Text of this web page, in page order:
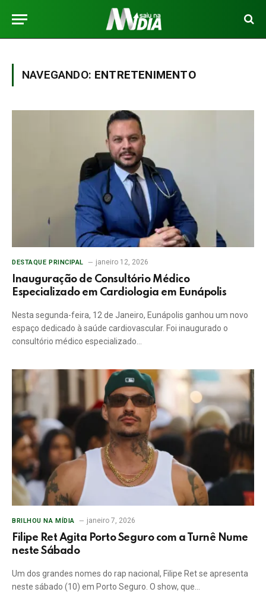
NAVEGANDO: ENTRETENIMENTO
DESTAQUE PRINCIPAL janeiro 12, 2026
Inauguração de Consultório Médico
Especializado em Cardiologia em Eunápolis
Nesta segunda-feira, 12 de Janeiro, Eunápolis ganhou um novo
espaço dedicado à saúde cardiovascular. Foi inaugurado o
consultório médico especializado…
BRILHOU NA MÍDIA janeiro 7, 2026
Filipe Ret Agita Porto Seguro com a Turnê Nume
neste Sábado
Um dos grandes nomes do rap nacional, Filipe Ret se apresenta
neste sábado (10) em Porto Seguro. O show, que…